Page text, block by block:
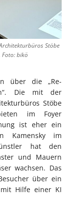
Stöbe
bikö
über die „Re-
Die mit der
Stöbe
im Foyer
ist eher ein
Kamensky im
hat den
und Mauern
wachsen. Das
über ein
Hilfe einer KI